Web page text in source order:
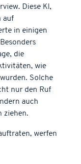
Diese KI,
auf
in einigen
die
wie
Solche
nur den Ruf
auch
ziehen.
werfen